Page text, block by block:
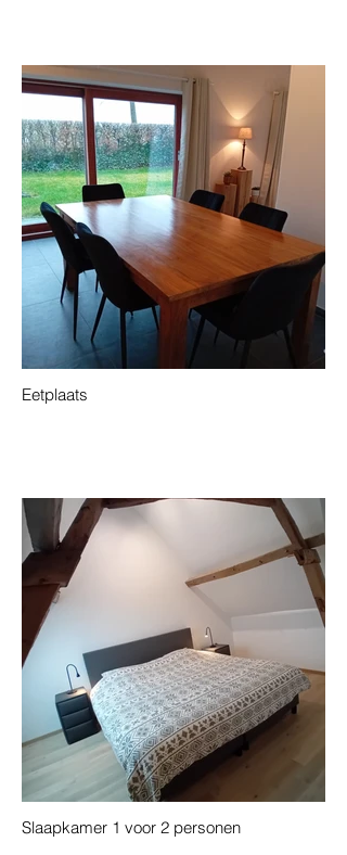
Eetplaats
Slaapkamer 1 voor 2 personen